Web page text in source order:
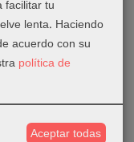
facilitar tu
lenta. Haciendo
acuerdo con su
política de
Aceptar todas